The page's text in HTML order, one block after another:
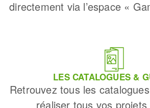
directement via l’espace «
LES CATALOGUES &
Retrouvez tous les
réaliser tous vos projets